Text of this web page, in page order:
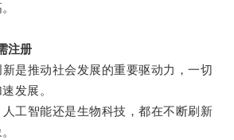
注册
推动社会发展的重要驱动力，一切
发展。
智能还是生物科技，都在不断刷新